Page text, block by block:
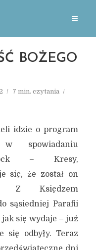
BOŻEGO
7 min. czytania
idzie o program
spowiadaniu
– Kresy,
się, że został on
Z Księdzem
sąsiedniej Parafii
się wydaje – już
się odbyły. Teraz